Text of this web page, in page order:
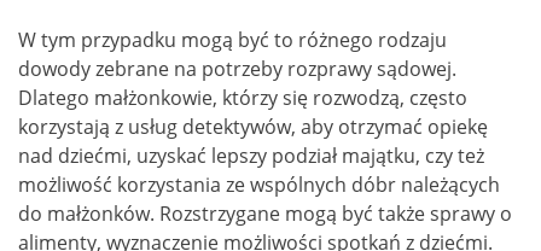
W tym przypadku mogą być to różnego rodzaju
dowody zebrane na potrzeby rozprawy sądowej.
Dlatego małżonkowie, którzy się rozwodzą, często
korzystają z usług detektywów, aby otrzymać opiekę
nad dziećmi, uzyskać lepszy podział majątku, czy też
możliwość korzystania ze wspólnych dóbr należących
do małżonków. Rozstrzygane mogą być także sprawy o
alimenty, wyznaczenie możliwości spotkań z dziećmi.